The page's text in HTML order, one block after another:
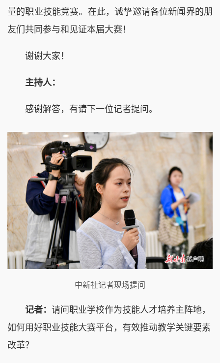
量的职业技能竞赛。在此，诚挚邀请各位新闻界的朋
友们共同参与和见证本届大赛！
谢谢大家！
主持人：
感谢解答，有请下一位记者提问。
中新社记者现场提问
记者： 请问职业学校作为技能人才培养主阵地，
如何用好职业技能大赛平台，有效推动教学关键要素
改革？